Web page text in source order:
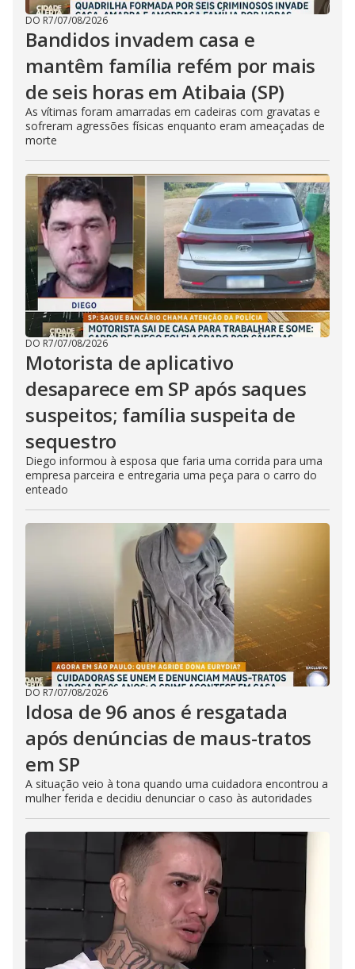
DO R7/07/08/2026
Bandidos invadem casa e
mantêm família refém por mais
de seis horas em Atibaia (SP)
As vítimas foram amarradas em cadeiras com gravatas e
sofreram agressões físicas enquanto eram ameaçadas de
morte
DO R7/07/08/2026
Motorista de aplicativo
desaparece em SP após saques
suspeitos; família suspeita de
sequestro
Diego informou à esposa que faria uma corrida para uma
empresa parceira e entregaria uma peça para o carro do
enteado
DO R7/07/08/2026
Idosa de 96 anos é resgatada
após denúncias de maus-tratos
em SP
A situação veio à tona quando uma cuidadora encontrou a
mulher ferida e decidiu denunciar o caso às autoridades